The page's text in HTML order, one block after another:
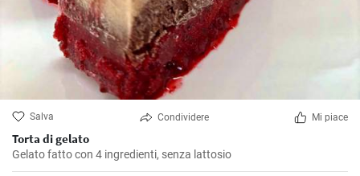
Salva Condividere Mi piace
Torta di gelato
Gelato fatto con 4 ingredienti, senza lattosio